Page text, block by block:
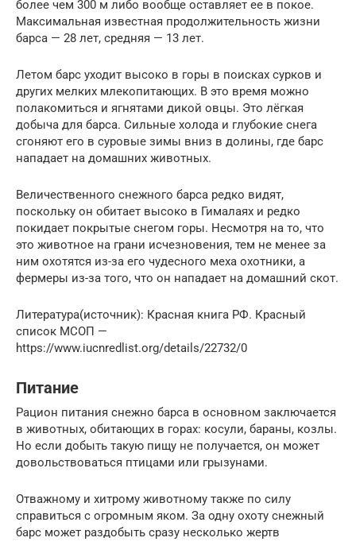
более чем 300 м либо вообще оставляет ее в покое.
Максимальная известная продолжительность жизни
барса — 28 лет, средняя — 13 лет.
Летом барс уходит высоко в горы в поисках сурков и
других мелких млекопитающих. В это время можно
полакомиться и ягнятами дикой овцы. Это лёгкая
добыча для барса. Сильные холода и глубокие снега
сгоняют его в суровые зимы вниз в долины, где барс
нападает на домашних животных.
Величественного снежного барса редко видят,
поскольку он обитает высоко в Гималаях и редко
покидает покрытые снегом горы. Несмотря на то, что
это животное на грани исчезновения, тем не менее за
ним охотятся из-за его чудесного меха охотники, а
фермеры из-за того, что он нападает на домашний скот.
Литература(источник): Красная книга РФ. Красный
список МСОП —
https://www.iucnredlist.org/details/22732/0
Питание
Рацион питания снежно барса в основном заключается
в животных, обитающих в горах: косули, бараны, козлы.
Но если добыть такую пищу не получается, он может
довольствоваться птицами или грызунами.
Отважному и хитрому животному также по силу
справиться с огромным яком. За одну охоту снежный
барс может раздобыть сразу несколько жертв